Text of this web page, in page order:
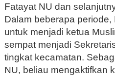
Fatayat NU dan
Dalam beberapa
untuk menjadi ketua
sempat menjadi
tingkat kecamatan.
NU, beliau mengaktifkan